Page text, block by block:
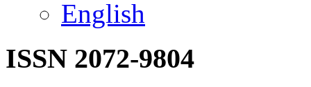
English
ISSN 2072-9804